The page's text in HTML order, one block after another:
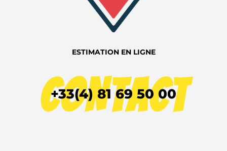
DIRIGEANT
ASSUR&SENS &
CÉLÉRYS CONSEIL​
ESTIMATION EN LIGNE
+33(4) 81 69 50 00
CONTACT